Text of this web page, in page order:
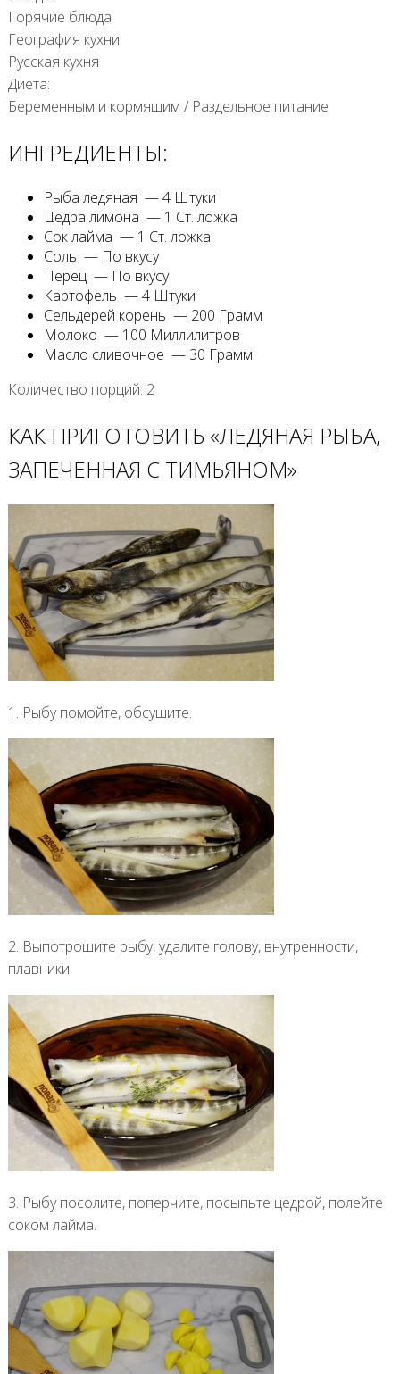
Горячие блюда
География кухни:
Русская кухня
Диета:
Беременным и кормящим /Раздельное питание
ИНГРЕДИЕНТЫ:
Рыба ледяная — 4 Штуки
Цедра лимона — 1 Ст. ложка
Сок лайма — 1 Ст. ложка
Соль — По вкусу
Перец — По вкусу
Картофель — 4 Штуки
Сельдерей корень — 200 Грамм
Молоко — 100 Миллилитров
Масло сливочное — 30 Грамм
Количество порций: 2
КАК ПРИГОТОВИТЬ «ЛЕДЯНАЯ РЫБА,
ЗАПЕЧЕННАЯ С ТИМЬЯНОМ»
1. Рыбу помойте, обсушите.
2. Выпотрошите рыбу, удалите голову, внутренности,
плавники.
3. Рыбу посолите, поперчите, посыпьте цедрой, полейте
соком лайма.